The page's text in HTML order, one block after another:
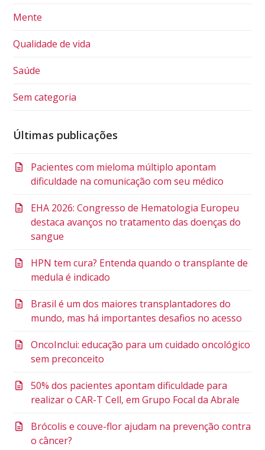
Mente
Qualidade de vida
Saúde
Sem categoria
Últimas publicações
Pacientes com mieloma múltiplo apontam
dificuldade na comunicação com seu médico
EHA 2026: Congresso de Hematologia Europeu
destaca avanços no tratamento das doenças do
sangue
HPN tem cura? Entenda quando o transplante de
medula é indicado
Brasil é um dos maiores transplantadores do
mundo, mas há importantes desafios no acesso
OncoInclui: educação para um cuidado oncológico
sem preconceito
50% dos pacientes apontam dificuldade para
realizar o CAR-T Cell, em Grupo Focal da Abrale
Brócolis e couve-flor ajudam na prevenção contra
o câncer?